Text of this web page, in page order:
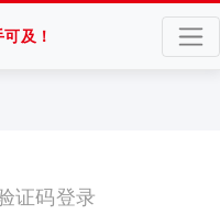
及！
证码登录